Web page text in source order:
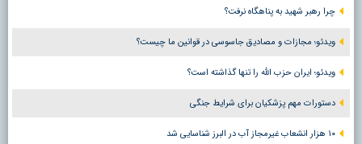
چرا رهبر شهید به پناهگاه نرفت؟
ویدئو؛ مجازات و مصادیق جاسوسی در قوانین ما چیست؟
ویدئو؛ ایران حزب الله را تنها گذاشته است؟
دستورات مهم پزشکیان برای شرایط جنگی
۱۰ هزار انشعاب غیرمجاز آب در البرز شناسایی شد